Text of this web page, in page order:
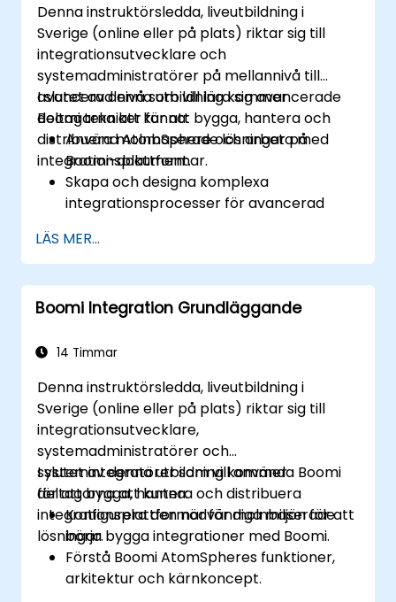
Denna instruktörsledda, liveutbildning i
Sverige (online eller på plats) riktar sig till
integrationsutvecklare och
systemadministratörer på mellannivå till
avancerad nivå som vill lära sig avancerade
Boomi tekniker för att bygga, hantera och
distribuera molnbaserade lösningar på
integrationsplattformar.
I slutet av denna utbildning kommer
deltagarna att kunna:
Använd AtomSphere och arbeta med
Boomi-dokument.
Skapa och designa komplexa
integrationsprocesser för avancerad
Hantera implementering,
integreringsprocesser, loggning och
rapportering.
Samla in och hantera fel.
integrera med Boomi.
LÄS MER...
Boomi Integration Grundläggande
14 Timmar
Denna instruktörsledda, liveutbildning i
Sverige (online eller på plats) riktar sig till
integrationsutvecklare,
systemadministratörer och
systemintegratörer som vill använda Boomi
för att bygga, hantera och distribuera
integrationsplattformar för molnbaserade
lösningar.
I slutet av denna utbildning kommer
deltagarna att kunna:
Konfigurera den nödvändiga miljön för att
börja bygga integrationer med Boomi.
Förstå Boomi AtomSpheres funktioner,
arkitektur och kärnkoncept.